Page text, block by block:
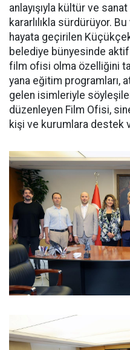
anlayışıyla kültür ve sanat
kararlılıkla sürdürüyor.
hayata geçirilen
belediye bünyesinde
film ofisi olma özelliğini
yana eğitim programları,
gelen isimleriyle
düzenleyen Film Ofisi,
kişi ve kurumlara destek